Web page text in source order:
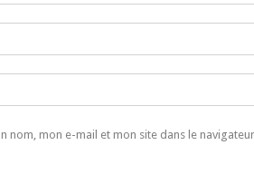
nom, mon e-mail et mon site dans le